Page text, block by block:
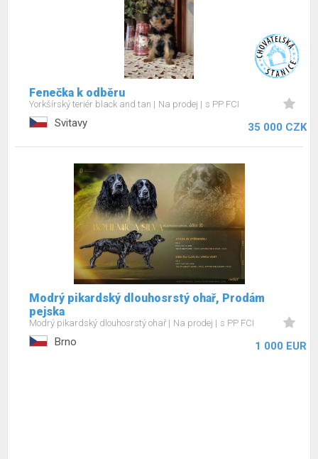
Fenečka k odběru
Yorkšírský teriér black and tan Na prodej s PP FCI
Svitavy 35 000 CZK
Modrý pikardský dlouhosrstý ohař, Prodám
pejska
Modrý pikardský dlouhosrstý ohař Na prodej s PP FCI
Brno 1 000 EUR